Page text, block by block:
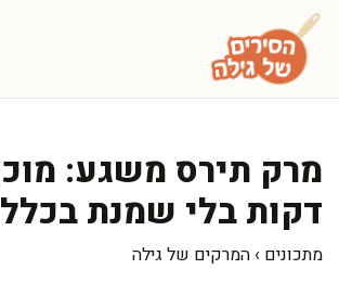
לדלג
לתוכן
דקות בלי שמנת בכלל
מתכונים › המרקים של גילה